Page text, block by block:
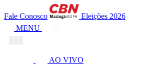
Fale Conosco
Eleições 2026
MENU
AO VIVO